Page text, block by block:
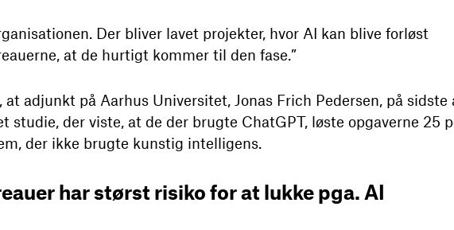
Der bliver lavet projekter, hvor AI kan blive forløst
at de hurtigt kommer til den fase.”
adjunkt på Aarhus Universitet, Jonas Frich Pedersen, på sidste
studie, der viste, at de der brugte ChatGPT, løste opgaverne 25
der ikke brugte kunstig intelligens.
har størst risiko for at lukke pga. AI